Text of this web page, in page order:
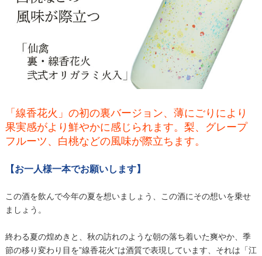
「線香花火」の初の裏バージョン、薄にごりにより
果実感がより鮮やかに感じられます。梨、グレープ
フルーツ、白桃などの風味が際立ちます。
【お一人様一本でお願いします】
この酒を飲んで今年の夏を想いましょう、この酒にその想いを乗せ
ましょう。
終わる夏の煌めきと、秋の訪れのような朝の落ち着いた爽やか、季
節の移り変わり目を”線香花火”は酒質で表現しています、それは「江